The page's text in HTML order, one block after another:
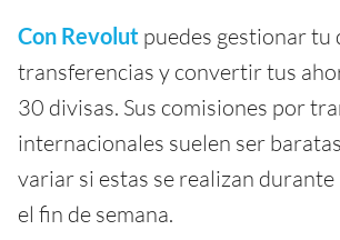
Con Revolut puedes gestionar tu
transferencias y convertir tus
30 divisas. Sus comisiones por
internacionales suelen ser
variar si estas se realizan durante
el fin de semana.